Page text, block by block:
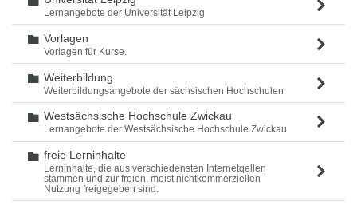
Lernangebote der Universität Leipzig
Ordner
Vorlagen
Vorlagen für Kurse.
Ordner
Weiterbildung
Weiterbildungsangebote der sächsischen Hochschulen
Ordner
Westsächsische Hochschule Zwickau
Lernangebote der Westsächsische Hochschule Zwickau
Ordner
freie Lerninhalte
Lerninhalte, die aus verschiedensten Internetqellen
stammen und zur freien, meist nichtkommerziellen
Nutzung freigegeben sind.